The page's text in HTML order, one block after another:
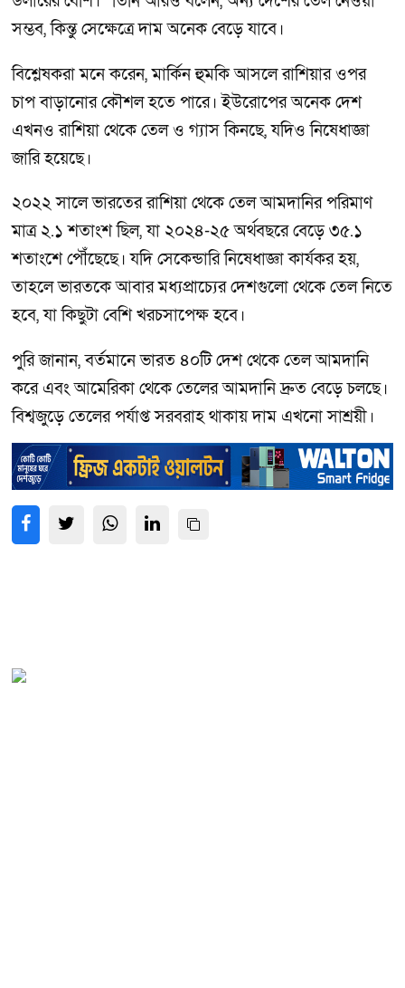
সম্ভব, কিন্তু সেক্ষেত্রে দাম অনেক বেড়ে যাবে।
বিশ্লেষকরা মনে করেন, মার্কিন হুমকি আসলে রাশিয়ার ওপর
চাপ বাড়ানোর কৌশল হতে পারে। ইউরোপের অনেক দেশ
এখনও রাশিয়া থেকে তেল ও গ্যাস কিনছে, যদিও নিষেধাজ্ঞা
জারি হয়েছে।
২০২২ সালে ভারতের রাশিয়া থেকে তেল আমদানির পরিমাণ
মাত্র ২.১ শতাংশ ছিল, যা ২০২৪-২৫ অর্থবছরে বেড়ে ৩৫.১
শতাংশে পৌঁছেছে। যদি সেকেন্ডারি নিষেধাজ্ঞা কার্যকর হয়,
তাহলে ভারতকে আবার মধ্যপ্রাচ্যের দেশগুলো থেকে তেল নিতে
হবে, যা কিছুটা বেশি খরচসাপেক্ষ হবে।
পুরি জানান, বর্তমানে ভারত ৪০টি দেশ থেকে তেল আমদানি
করে এবং আমেরিকা থেকে তেলের আমদানি দ্রুত বেড়ে চলছে।
বিশ্বজুড়ে তেলের পর্যাপ্ত সরবরাহ থাকায় দাম এখনো সাশ্রয়ী।